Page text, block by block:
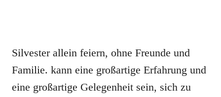
Silvester allein feiern, ohne Freunde und
Familie. kann eine großartige Erfahrung und
eine großartige Gelegenheit sein, sich zu